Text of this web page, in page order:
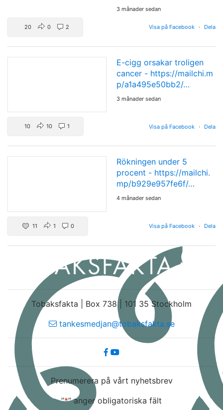
3 månader sedan
Visa på Facebook · Dela
20 0 2
E-cigg orsakar troligen
cancer - https://mailchi.m
p/a1a495e50bb2/…
3 månader sedan
Visa på Facebook · Dela
10 10 1
Rökningen under 5
procent - https://mailchi.
mp/b929e957fe6f/…
4 månader sedan
Visa på Facebook · Dela
11 1 0
Tobaksfakta | Box 738 | 101 35 Stockholm
tankesmedjan@tobaksfakta.se
Prenumerera på vårt nyhetsbrev
”*” anger obligatoriska fält